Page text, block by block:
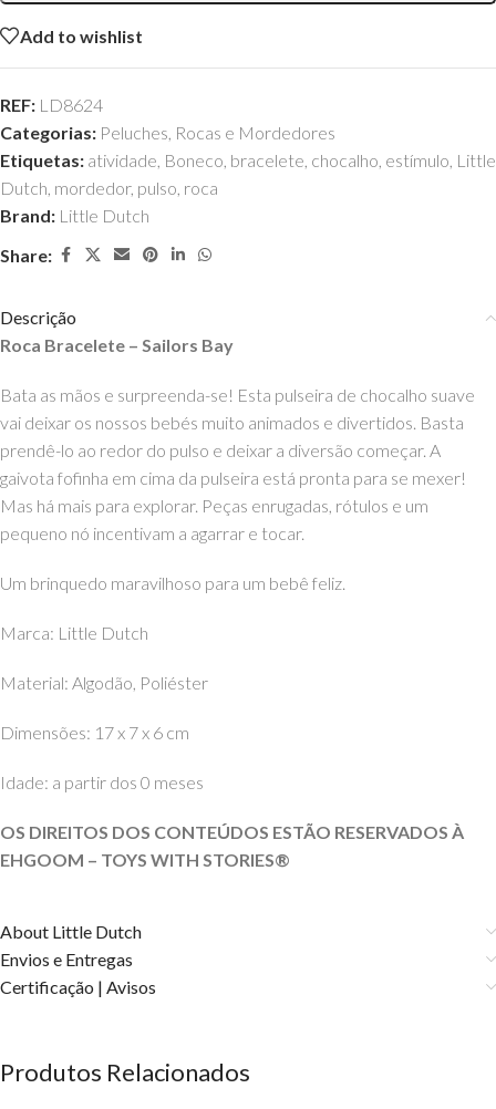
Add to wishlist
REF: LD8624
Categorias: Peluches, Rocas e Mordedores
Etiquetas: atividade, Boneco, bracelete, chocalho, estímulo, Little
Dutch, mordedor, pulso, roca
Brand: Little Dutch
Share:
Descrição
Roca Bracelete – Sailors Bay
Bata as mãos e surpreenda-se! Esta pulseira de chocalho suave
vai deixar os nossos bebés muito animados e divertidos. Basta
prendê-lo ao redor do pulso e deixar a diversão começar. A
gaivota fofinha em cima da pulseira está pronta para se mexer!
Mas há mais para explorar. Peças enrugadas, rótulos e um
pequeno nó incentivam a agarrar e tocar.
Um brinquedo maravilhoso para um bebê feliz.
Marca: Little Dutch
Material: Algodão, Poliéster
Dimensões: 17 x 7 x 6 cm
Idade: a partir dos 0 meses
OS DIREITOS DOS CONTEÚDOS ESTÃO RESERVADOS À
EHGOOM – TOYS WITH STORIES®️
About Little Dutch
Envios e Entregas
Certificação | Avisos
Produtos Relacionados